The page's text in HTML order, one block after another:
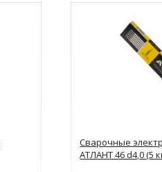
Сварочные
АТЛАНТ 46 d4,0 (5